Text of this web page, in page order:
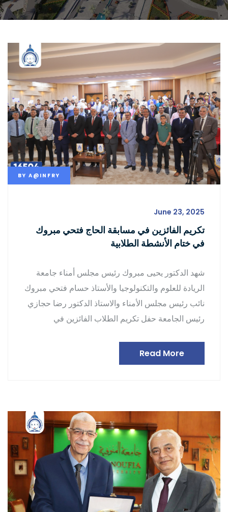
BY A@INFRY
June 23, 2025
تكريم الفائزين في مسابقة الحاج فتحي مبروك
في ختام الأنشطة الطلابية
شهد الدكتور يحيى مبروك رئيس مجلس أمناء جامعة
الريادة للعلوم والتكنولوجيا والأستاذ حسام فتحي مبروك
نائب رئيس مجلس الأمناء والاستاذ الدكتور رضا حجازي
رئيس الجامعة حفل تكريم الطلاب الفائزين في
Read More